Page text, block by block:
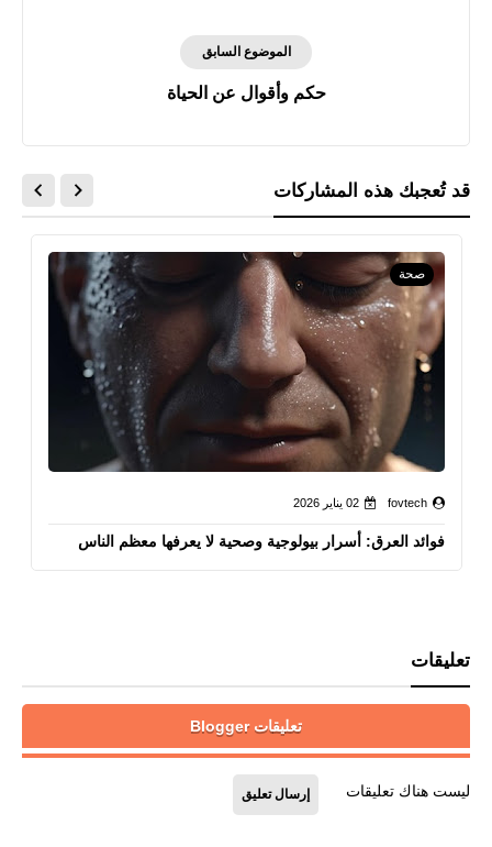
الموضوع السابق
حكم وأقوال عن الحياة
قد تُعجبك هذه المشاركات
صحة
fovtech 02 يناير 2026
فوائد العرق: أسرار بيولوجية وصحية لا يعرفها معظم الناس
تعليقات
تعليقات Blogger
ليست هناك تعليقات إرسال تعليق